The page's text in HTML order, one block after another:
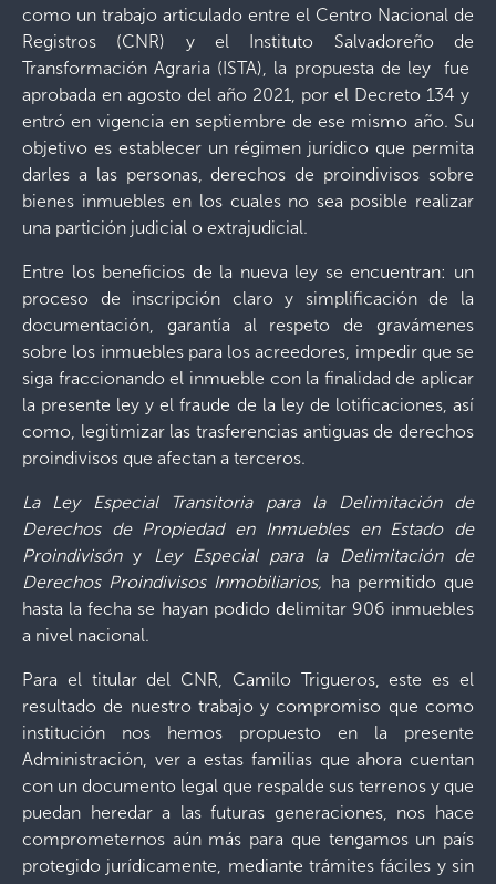
como un trabajo articulado entre el Centro Nacional de
Registros (CNR) y el Instituto Salvadoreño de
Transformación Agraria (ISTA), la propuesta de ley fue
aprobada en agosto del año 2021, por el Decreto 134 y
entró en vigencia en septiembre de ese mismo año. Su
objetivo es establecer un régimen jurídico que permita
darles a las personas, derechos de proindivisos sobre
bienes inmuebles en los cuales no sea posible realizar
una partición judicial o extrajudicial.
Entre los beneficios de la nueva ley se encuentran: un
proceso de inscripción claro y simplificación de la
documentación, garantía al respeto de gravámenes
sobre los inmuebles para los acreedores, impedir que se
siga fraccionando el inmueble con la finalidad de aplicar
la presente ley y el fraude de la ley de lotificaciones, así
como, legitimizar las trasferencias antiguas de derechos
proindivisos que afectan a terceros.
La Ley Especial Transitoria para la Delimitación de
Derechos de Propiedad en Inmuebles en Estado de
Proindivisóny
Ley Especial para la Delimitación de
Derechos Proindivisos Inmobiliarios, ha permitido que
hasta la fecha se hayan podido delimitar 906 inmuebles
a nivel nacional.
Para el titular del CNR, Camilo Trigueros, este es el
resultado de nuestro trabajo y compromiso que como
institución nos hemos propuesto en la presente
Administración, ver a estas familias que ahora cuentan
con un documento legal que respalde sus terrenos y que
puedan heredar a las futuras generaciones, nos hace
comprometernos aún más para que tengamos un país
protegido jurídicamente, mediante trámites fáciles y sin